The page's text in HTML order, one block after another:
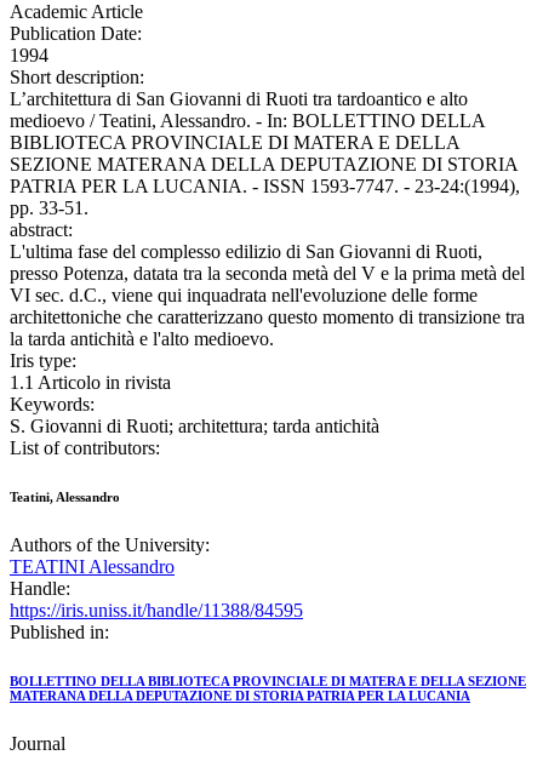
Academic Article
Publication Date:
1994
Short description:
L’architettura di San Giovanni di Ruoti tra tardoantico e alto
medioevo / Teatini, Alessandro. - In: BOLLETTINO DELLA
BIBLIOTECA PROVINCIALE DI MATERA E DELLA
SEZIONE MATERANA DELLA DEPUTAZIONE DI STORIA
PATRIA PER LA LUCANIA. - ISSN 1593-7747. - 23-24:(1994),
pp. 33-51.
abstract:
L'ultima fase del complesso edilizio di San Giovanni di Ruoti,
presso Potenza, datata tra la seconda metà del V e la prima metà del
VI sec. d.C., viene qui inquadrata nell'evoluzione delle forme
architettoniche che caratterizzano questo momento di transizione tra
la tarda antichità e l'alto medioevo.
Iris type:
1.1 Articolo in rivista
Keywords:
S. Giovanni di Ruoti; architettura; tarda antichità
List of contributors:
Teatini, Alessandro
Authors of the University:
TEATINI Alessandro
Handle:
https://iris.uniss.it/handle/11388/84595
Published in:
BOLLETTINO DELLA BIBLIOTECA PROVINCIALE DI MATERA E DELLA SEZIONE
MATERANA DELLA DEPUTAZIONE DI STORIA PATRIA PER LA LUCANIA
Journal